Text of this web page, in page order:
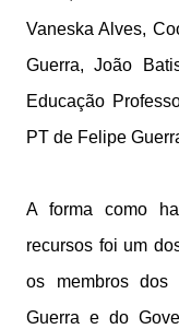
Vaneska Alves,
Guerra, João
Educação
PT de Felipe
A forma como
recursos foi um
os membros dos
Guerra e do